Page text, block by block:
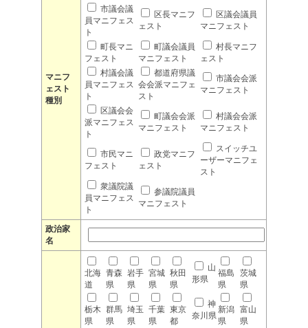
マニフ
ェスト
種別
市議会議
員マニフェス
ト
区長マニフ
ェスト
区議会議員
マニフェスト
町長マニ
フェスト
町議会議員
マニフェスト
村長マニフ
ェスト
村議会議
員マニフェス
ト
都道府県議
会会派マニフェ
スト
市議会会派
マニフェスト
区議会会
派マニフェス
ト
町議会会派
マニフェスト
村議会会派
マニフェスト
市民マニ
フェスト
政党マニフ
ェスト
スイッチユ
ーザーマニフェ
スト
衆議院議
員マニフェス
ト
参議院議員
マニフェスト
政治家
名
北海
道
青森
県
岩手
県
宮城
県
秋田
県
山
形県
福島
県
茨城
県
栃木
県
群馬
県
埼玉
県
千葉
県
東京
都
神
奈川県
新潟
県
富山
県